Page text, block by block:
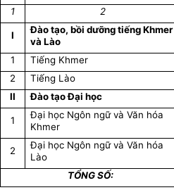
1
2
I
Đào tạo, bồi dưỡng tiếng Khmer
và Lào
1
Tiếng Khmer
2
Tiếng Lào
II
Đào tạo Đại học
1
Đại học Ngôn ngữ và Văn hóa
Khmer
2
Đại học Ngôn ngữ và Văn hóa
Lào
TỔNG SỐ: